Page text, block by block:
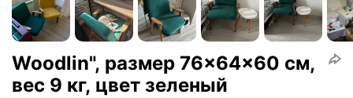
Woodlin", размер 76x64x60 см,
вес 9 кг, цвет зеленый